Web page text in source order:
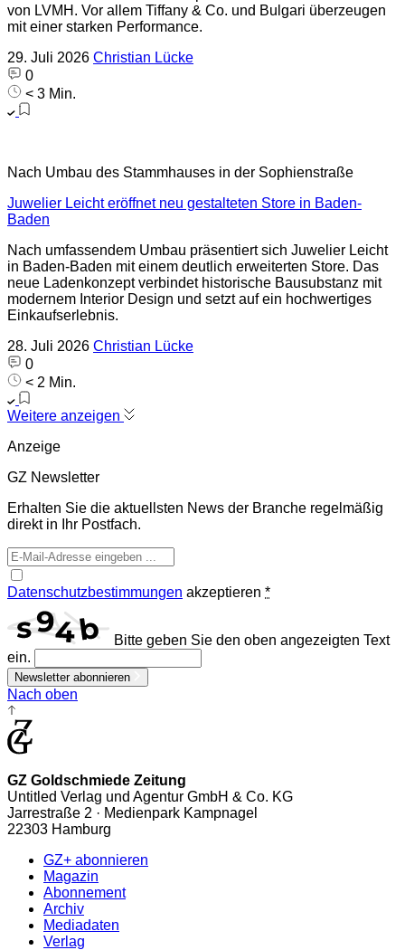
von LVMH. Vor allem Tiffany & Co. und Bulgari überzeugen
mit einer starken Performance.
29. Juli 2026 Christian Lücke
0
< 3 Min.
Nach Umbau des Stammhauses in der Sophienstraße
Juwelier Leicht eröffnet neu gestalteten Store in Baden-
Baden
Nach umfassendem Umbau präsentiert sich Juwelier Leicht
in Baden-Baden mit einem deutlich erweiterten Store. Das
neue Ladenkonzept verbindet historische Bausubstanz mit
modernem Interior Design und setzt auf ein hochwertiges
Einkaufserlebnis.
28. Juli 2026 Christian Lücke
0
< 2 Min.
Weitere anzeigen
Anzeige
GZ Newsletter
Erhalten Sie die aktuellsten News der Branche regelmäßig
direkt in Ihr Postfach.
Datenschutzbestimmungen akzeptieren *
Bitte geben Sie den oben angezeigten Text
ein.
Newsletter abonnieren
Nach oben
GZ Goldschmiede Zeitung
Untitled Verlag und Agentur GmbH & Co. KG
Jarrestraße 2 · Medienpark Kampnagel
22303 Hamburg
GZ+ abonnieren
Magazin
Abonnement
Archiv
Mediadaten
Verlag